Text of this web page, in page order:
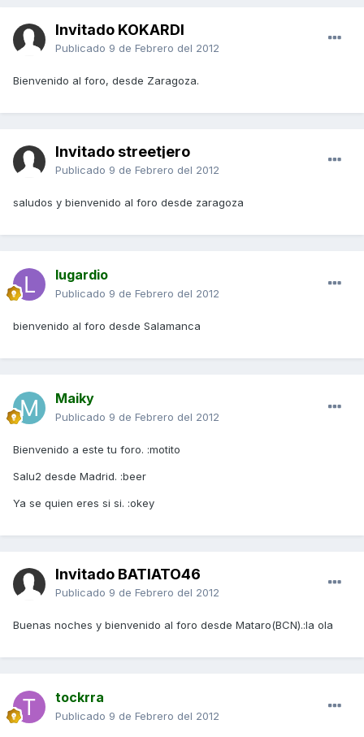
Invitado KOKARDI
Publicado 9 de Febrero del 2012
Bienvenido al foro, desde Zaragoza.
Invitado streetjero
Publicado 9 de Febrero del 2012
saludos y bienvenido al foro desde zaragoza
lugardio
Publicado 9 de Febrero del 2012
bienvenido al foro desde Salamanca
Maiky
Publicado 9 de Febrero del 2012
Bienvenido a este tu foro. :motito
Salu2 desde Madrid. :beer
Ya se quien eres si si. :okey
Invitado BATIATO46
Publicado 9 de Febrero del 2012
Buenas noches y bienvenido al foro desde Mataro(BCN).:la ola
tockrra
Publicado 9 de Febrero del 2012